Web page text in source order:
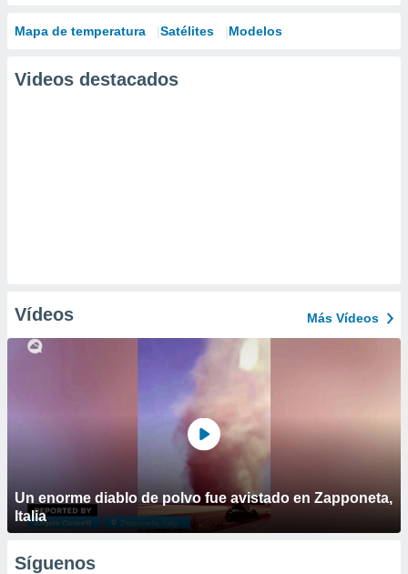
Mapa de temperatura Satélites Modelos
Videos destacados
Vídeos Más Vídeos
Un enorme diablo de polvo fue avistado en Zapponeta,
Italia
Síguenos